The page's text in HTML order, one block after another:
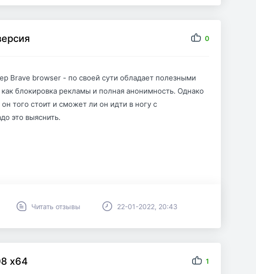
0
Brave browser - по своей сути обладает полезными
блокировка рекламы и полная анонимность. Однако
того стоит и сможет ли он идти в ногу с
это выяснить.
Читать отзывы 22-01-2022, 20:43
x64 1